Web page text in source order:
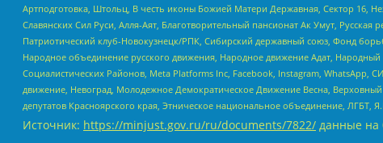
Артподготовка, Штольц, В честь иконы Божией Матери Державная, Сектор 16,
Славянских Сил Руси, Алля-Аят, Благотворительный пансионат Ак Умут,
Патриотический клуб-Новокузнецк/РПК, Сибирский державный союз, Фонд
Народное объединение русского движения, Народное движение Адат,
Социалистических Районов, Meta Platforms Inc, Facebook, Instagram, WhatsApp,
движение, Невоград, Молодежное Демократическое Движение Весна,
депутатов Красноярского края, Этническое национальное объединение, ЛГБТ,
Источник: https://minjust.gov.ru/ru/documents/7822/ данные на